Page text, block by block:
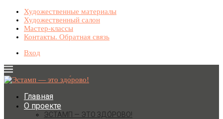
Художественные материалы
Художественный салон
Мастер-классы
Контакты. Обратная связь
Вход
Главная
О проекте
ЭСТАМП — ЭТО ЗДО́РОВО!